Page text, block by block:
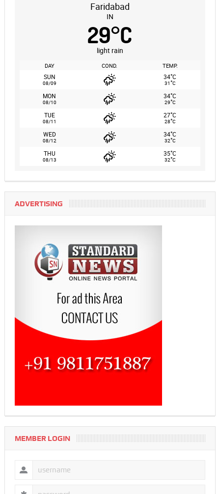
Faridabad
IN
29°C
light rain
DAY COND. TEMP.
SUN
08/09
34°C
31°C
MON
08/10
34°C
29°C
TUE
08/11
27°C
28°C
WED
08/12
34°C
32°C
THU
08/13
35°C
32°C
ADVERTISING
MEMBER LOGIN